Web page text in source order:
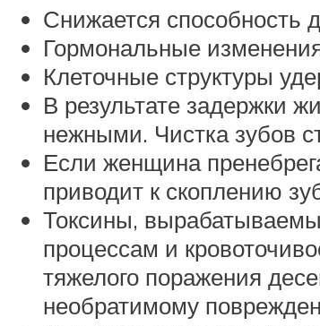
Снижается способность
Гормональные
Клеточные структуры
В результате задержки
нежными. Чистка зубов
Если женщина
приводит к скоплению
Токсины,
процессам и
тяжелого поражения
необратимому